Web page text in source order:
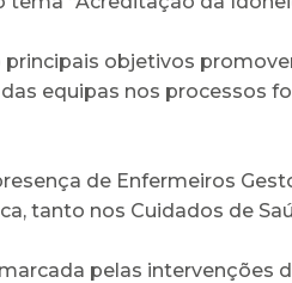
objetivos
equipas nos processos
de Enfermeiros
tanto nos Cuidados de
pelas intervenções